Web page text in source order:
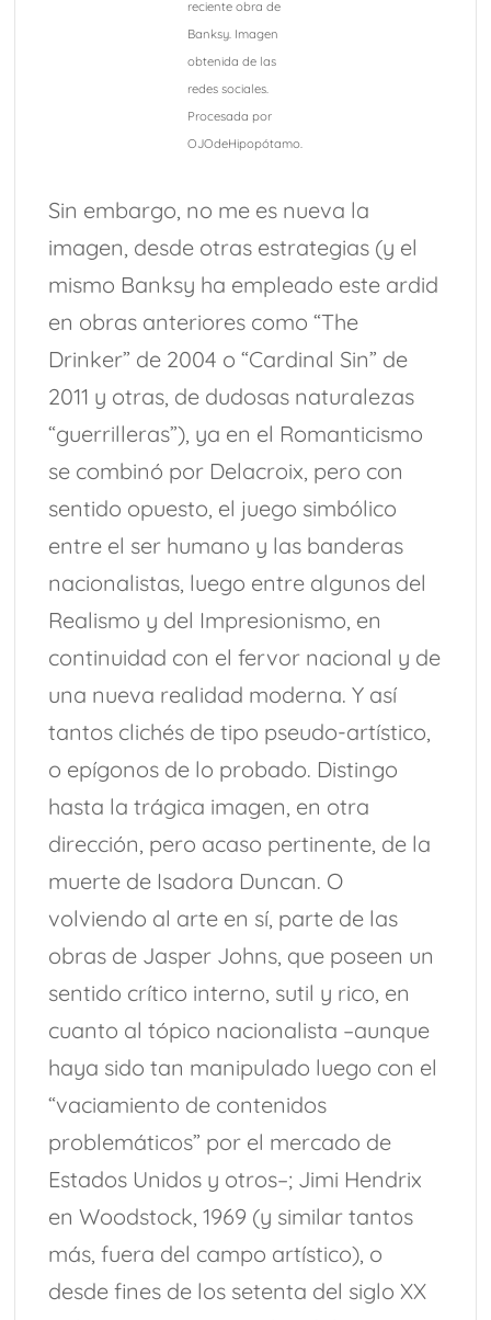
reciente obra de
Banksy. Imagen
obtenida de las
redes sociales.
Procesada por
OJOdeHipopótamo.
Sin embargo, no me es nueva la
imagen, desde otras estrategias (y el
mismo Banksy ha empleado este ardid
en obras anteriores como “The
Drinker” de 2004 o “Cardinal Sin” de
2011 y otras, de dudosas naturalezas
“guerrilleras”), ya en el Romanticismo
se combinó por Delacroix, pero con
sentido opuesto, el juego simbólico
entre el ser humano y las banderas
nacionalistas, luego entre algunos del
Realismo y del Impresionismo, en
continuidad con el fervor nacional y de
una nueva realidad moderna. Y así
tantos clichés de tipo pseudo-artístico,
o epígonos de lo probado. Distingo
hasta la trágica imagen, en otra
dirección, pero acaso pertinente, de la
muerte de Isadora Duncan. O
volviendo al arte en sí, parte de las
obras de Jasper Johns, que poseen un
sentido crítico interno, sutil y rico, en
cuanto al tópico nacionalista –aunque
haya sido tan manipulado luego con el
“vaciamiento de contenidos
problemáticos” por el mercado de
Estados Unidos y otros–; Jimi Hendrix
en Woodstock, 1969 (y similar tantos
más, fuera del campo artístico), o
desde fines de los setenta del siglo XX